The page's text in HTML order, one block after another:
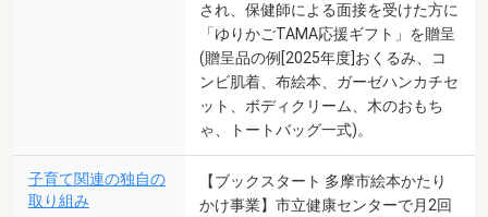
され、保健師による面接を受けた方に
「ゆりかごTAMA応援ギフト」を贈呈
(贈呈品の例[2025年度]おくるみ、コ
ンビ肌着、布絵本、ガーゼハンカチセ
ット、ボディクリーム、木のおもち
ゃ、トートバッグ一式)。
子育て関連の独自の
取り組み
【ブックスタート 多摩市絵本かたり
かけ事業】市立健康センターで月2回